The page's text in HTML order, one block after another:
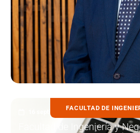
FACULTAD DE
16 septiembre, 2025
Facultad de Ingeniería y